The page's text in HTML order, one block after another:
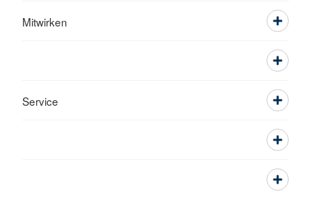
Mitwirken
Service